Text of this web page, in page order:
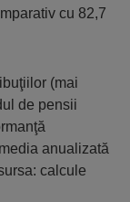
cu 82,7
(mai
de pensii
anualizată
calcule